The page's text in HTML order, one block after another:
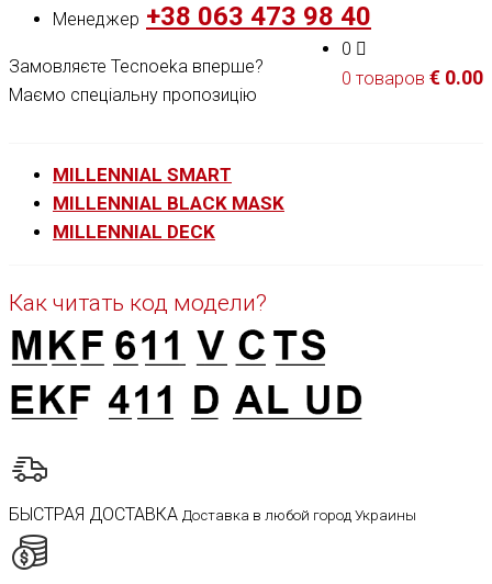
Менеджер +38 063 473 98 40
0
0 товаров € 0.00
Замовляєте Tecnoeka вперше?
Маємо спеціальну пропозицію
MILLENNIAL SMART
MILLENNIAL BLACK MASK
MILLENNIAL DECK
Как читать код модели?
БЫСТРАЯ ДОСТАВКА Доставка в любой город Украины